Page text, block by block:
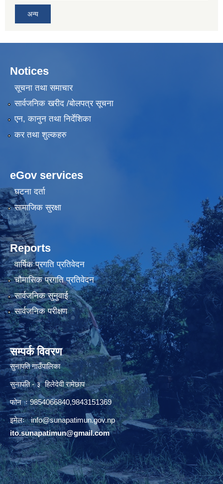
अन्य
Notices
सूचना तथा समाचार
सार्वजनिक खरीद /बोलपत्र सूचना
एन, कानुन तथा निर्देशिका
कर तथा शुल्कहरु
eGov services
घटना दर्ता
सामाजिक सुरक्षा
Reports
वार्षिक प्रगति प्रतिवेदन
चौमासिक प्रगति प्रतिवेदन
सार्वजनिक सुनुवाई
सार्वजनिक परीक्षण
सम्पर्क विवरण
सुनापति गाउँपालिका
सुनापति - ३ हिलेदेवी रामेछाप
फोन ः 9854066840,9843151369
इमेलः info@sunapatimun.gov.np
ito.sunapatimun@gmail.com